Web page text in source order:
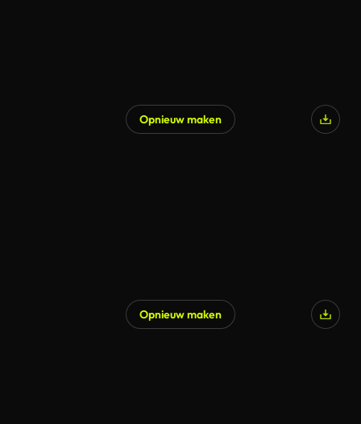
Opnieuw maken
Opnieuw maken